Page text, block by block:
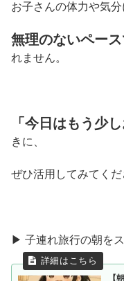
お子さんの体力や気分
無理のないペー
れません。
「今日はもう少
きに、
ぜひ活用してみてくだ
▶ 子連れ旅行の朝を
【